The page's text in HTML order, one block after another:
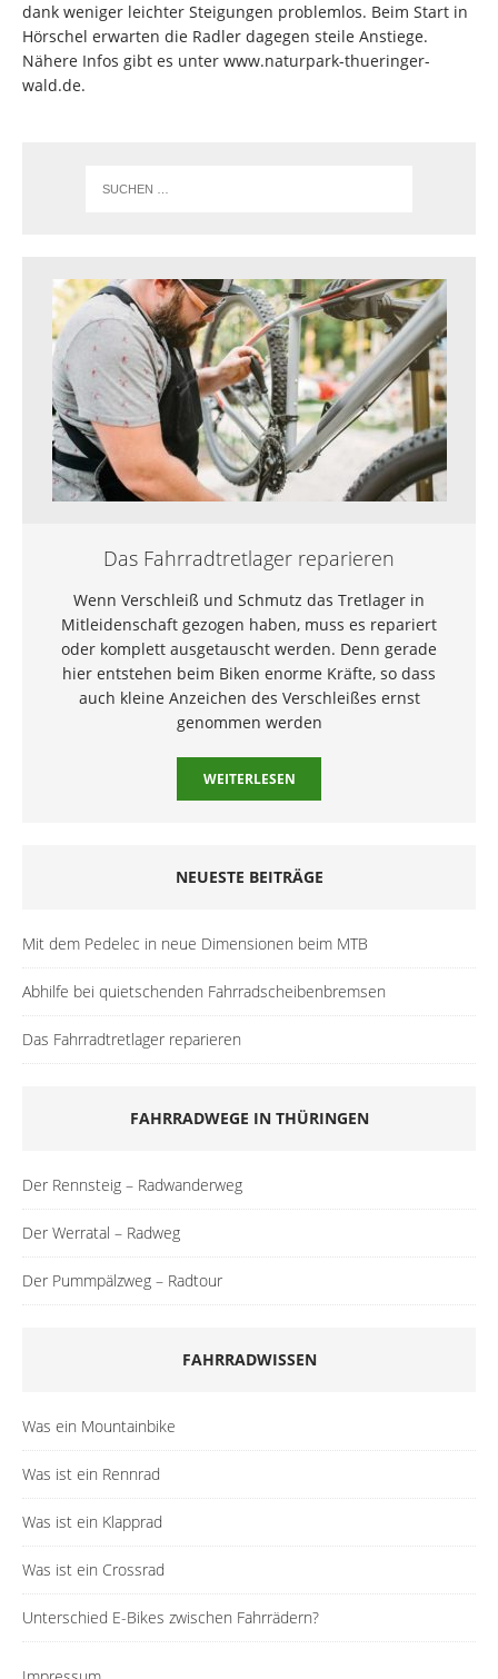
dank weniger leichter Steigungen problemlos. Beim Start in
Hörschel erwarten die Radler dagegen steile Anstiege.
Nähere Infos gibt es unter www.naturpark-thueringer-
wald.de.
Das Fahrradtretlager reparieren
Wenn Verschleiß und Schmutz das Tretlager in
Mitleidenschaft gezogen haben, muss es repariert
oder komplett ausgetauscht werden. Denn gerade
hier entstehen beim Biken enorme Kräfte, so dass
auch kleine Anzeichen des Verschleißes ernst
genommen werden
WEITERLESEN
NEUESTE BEITRÄGE
Mit dem Pedelec in neue Dimensionen beim MTB
Abhilfe bei quietschenden Fahrradscheibenbremsen
Das Fahrradtretlager reparieren
FAHRRADWEGE IN THÜRINGEN
Der Rennsteig – Radwanderweg
Der Werratal – Radweg
Der Pummpälzweg – Radtour
FAHRRADWISSEN
Was ein Mountainbike
Was ist ein Rennrad
Was ist ein Klapprad
Was ist ein Crossrad
Unterschied E-Bikes zwischen Fahrrädern?